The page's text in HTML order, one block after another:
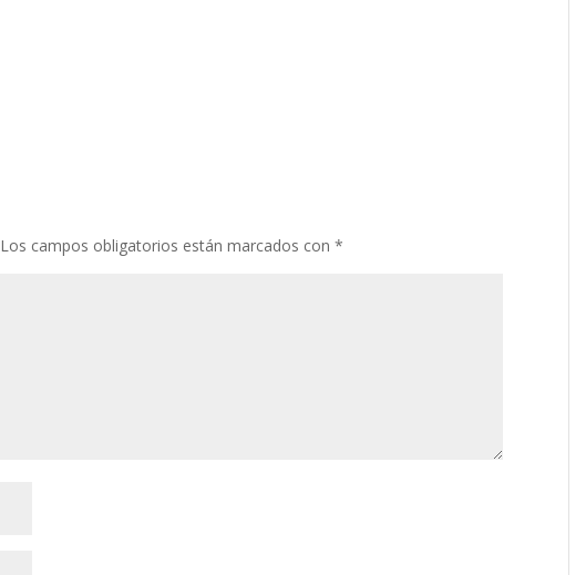
Los campos obligatorios están marcados con *